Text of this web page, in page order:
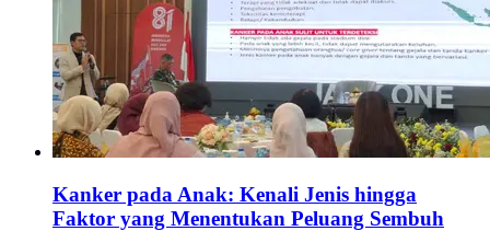
Kanker pada Anak: Kenali Jenis hingga
Faktor yang Menentukan Peluang Sembuh